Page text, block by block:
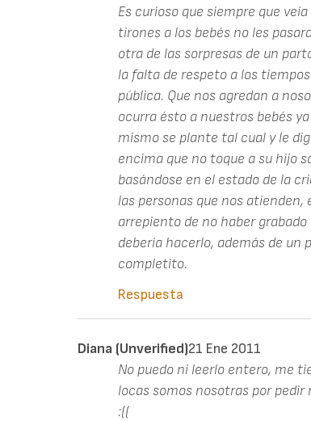
Es curioso que siempre que
tirones a los bebés no les
otra de las sorpresas de un
la falta de respeto a los
pública. Que nos agredan a
ocurra ésto a nuestros bebés
mismo se plante tal cual y le
encima que no toque a su hijo
basándose en el estado de la
las personas que nos atienden,
arrepiento de no haber
debería hacerlo, además de
completito.
Respuesta
Diana (unverified)21 Ene 2011
No puedo ni leerlo entero, me
locas somos nosotras por pedir
:((